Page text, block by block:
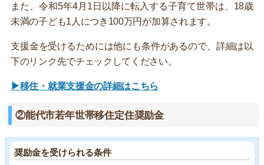
また、令和5年4月1日以降に転入する子育て世帯は、18歳
未満の子ども1人につき100万円が加算されます。
支援金を受けるためには他にも条件があるので、詳細は以
下のリンク先でチェックしてください。
▶移住・就業支援金の詳細はこちら
②能代市若年世帯移住定住奨励金
奨励金を受けられる条件